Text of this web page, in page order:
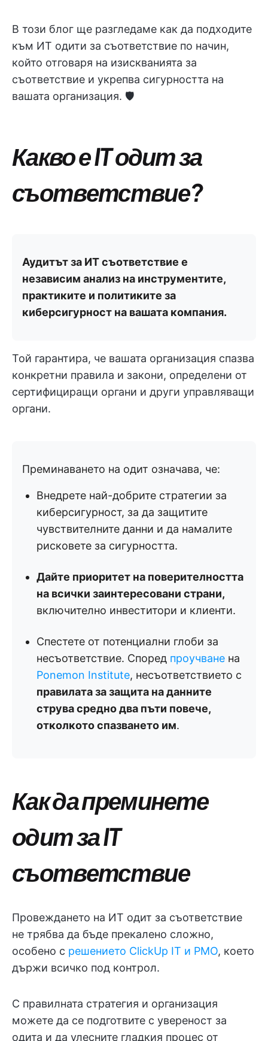
В този блог ще разгледаме как да подходите
към ИТ одити за съответствие по начин,
който отговаря на изискванията за
съответствие и укрепва сигурността на
вашата организация. 🛡️
Какво е IT одит за
съответствие?
Аудитът за ИТ съответствие е
независим анализ на инструментите,
практиките и политиките за
киберсигурност на вашата компания.
Той гарантира, че вашата организация спазва
конкретни правила и закони, определени от
сертифициращи органи и други управляващи
органи.
Преминаването на одит означава, че:
Внедрете най-добрите стратегии за
киберсигурност, за да защитите
чувствителните данни и да намалите
рисковете за сигурността.
Дайте приоритет на поверителността
на всички заинтересовани страни,
включително инвеститори и клиенти.
Спестете от потенциални глоби за
несъответствие. Според проучване на
Ponemon Institute, несъответствието с
правилата за защита на данните
струва средно два пъти повече,
отколкото спазването им.
Как да преминете
одит за IT
съответствие
Провеждането на ИТ одит за съответствие
не трябва да бъде прекалено сложно,
особено с решението ClickUp IT и PMO, което
държи всичко под контрол.
С правилната стратегия и организация
можете да се подготвите с увереност за
одита и да улесните гладкия процес от